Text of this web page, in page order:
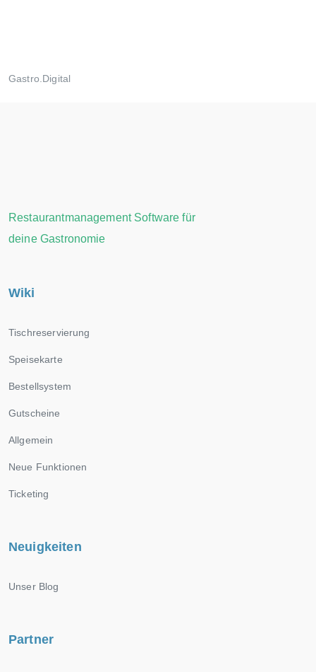
Gastro.Digital
Restaurantmanagement Software für
deine Gastronomie
Wiki
Tischreservierung
Speisekarte
Bestellsystem
Gutscheine
Allgemein
Neue Funktionen
Ticketing
Neuigkeiten
Unser Blog
Partner